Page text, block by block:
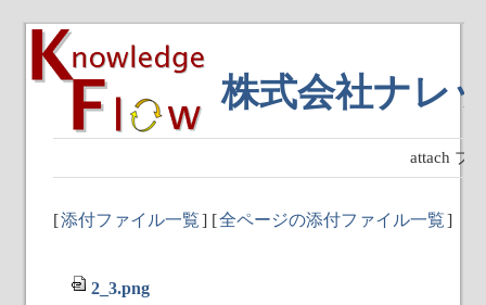
株式会社ナレ
attach プ
[添付ファイル一覧] [全ページの添付ファイル一覧]
2_3.png